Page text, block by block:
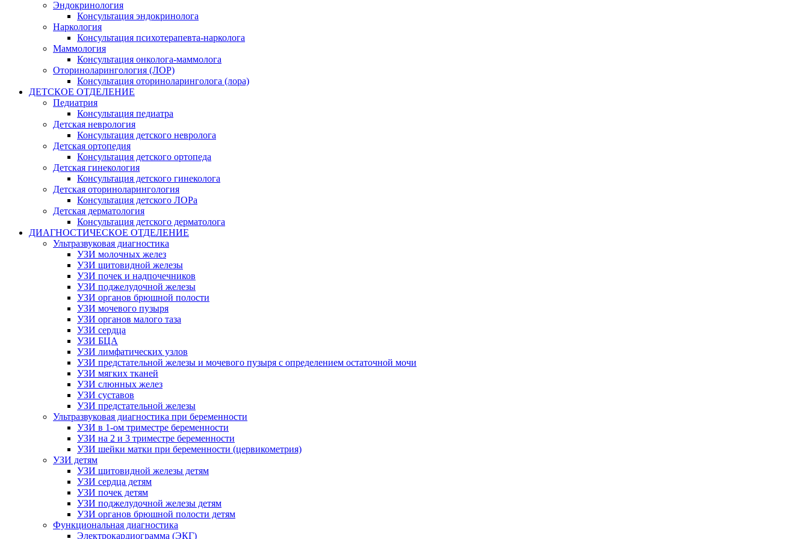
Эндокринология
Консультация эндокринолога
Наркология
Консультация психотерапевта-нарколога
Маммология
Консультация онколога-маммолога
Оториноларингология (ЛОР)
Консультация оториноларинголога (лора)
ДЕТСКОЕ ОТДЕЛЕНИЕ
Педиатрия
Консультация педиатра
Детская неврология
Консультация детского невролога
Детская ортопедия
Консультация детского ортопеда
Детская гинекология
Консультация детского гинеколога
Детская оториноларингология
Консультация детского ЛОРа
Детская дерматология
Консультация детского дерматолога
ДИАГНОСТИЧЕСКОЕ ОТДЕЛЕНИЕ
Ультразвуковая диагностика
УЗИ молочных желез
УЗИ щитовидной железы
УЗИ почек и надпочечников
УЗИ поджелудочной железы
УЗИ органов брюшной полости
УЗИ мочевого пузыря
УЗИ органов малого таза
УЗИ сердца
УЗИ БЦА
УЗИ лимфатических узлов
УЗИ предстательной железы и мочевого пузыря с определением остаточной мочи
УЗИ мягких тканей
УЗИ слюнных желез
УЗИ суставов
УЗИ предстательной железы
Ультразвуковая диагностика при беременности
УЗИ в 1-ом триместре беременности
УЗИ на 2 и 3 триместре беременности
УЗИ шейки матки при беременности (цервикометрия)
УЗИ детям
УЗИ щитовидной железы детям
УЗИ сердца детям
УЗИ почек детям
УЗИ поджелудочной железы детям
УЗИ органов брюшной полости детям
Функциональная диагностика
Электрокардиограмма (ЭКГ)